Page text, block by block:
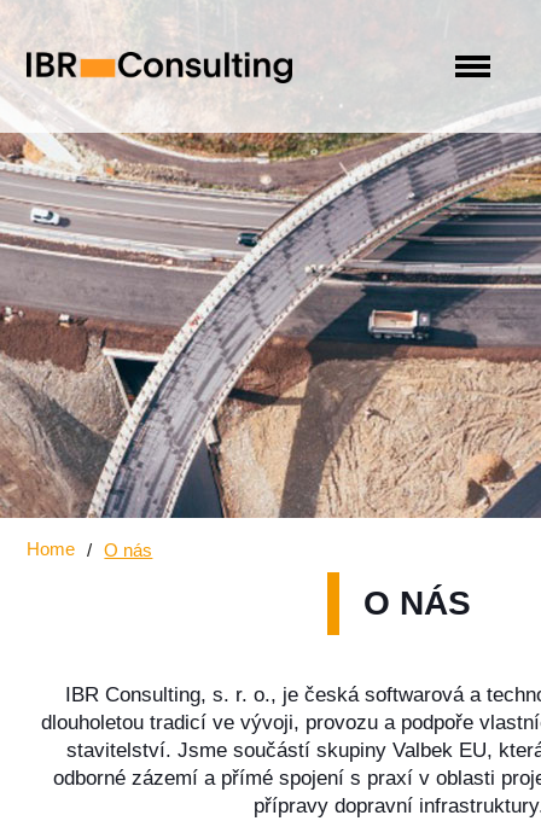
Home / O nás
O NÁS
IBR Consulting, s. r. o., je česká softwarová a
dlouholetou tradicí ve vývoji, provozu a podpoře
stavitelství. Jsme součástí skupiny Valbek EU,
odborné zázemí a přímé spojení s praxí v oblasti
přípravy dopravní